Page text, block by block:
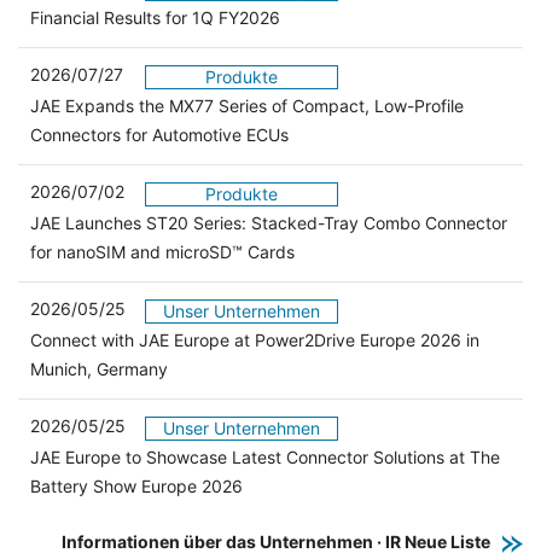
Financial Results for 1Q FY2026
2026/07/27
Produkte
JAE Expands the MX77 Series of Compact, Low-Profile
Connectors for Automotive ECUs
2026/07/02
Produkte
JAE Launches ST20 Series: Stacked-Tray Combo Connector
for nanoSIM and microSD™ Cards
2026/05/25
Unser Unternehmen
Connect with JAE Europe at Power2Drive Europe 2026 in
Munich, Germany
2026/05/25
Unser Unternehmen
JAE Europe to Showcase Latest Connector Solutions at The
Battery Show Europe 2026
Informationen über das Unternehmen · IR Neue Liste